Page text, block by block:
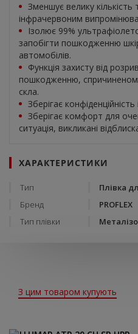
Зменшує велику
інфрачервоним
Ізолює 99%
запобігти пошкодженню
автомобілів.
Функція захисту від
пошкодженню,
скла.
Зберігає конфіденційність
Зберігає комфорт для
ситуація, викликані
ХАРАКТЕРИСТИКИ
Тип
Плівка
Бренд
PROFLEX
Тип плівки
З цим товаром купують